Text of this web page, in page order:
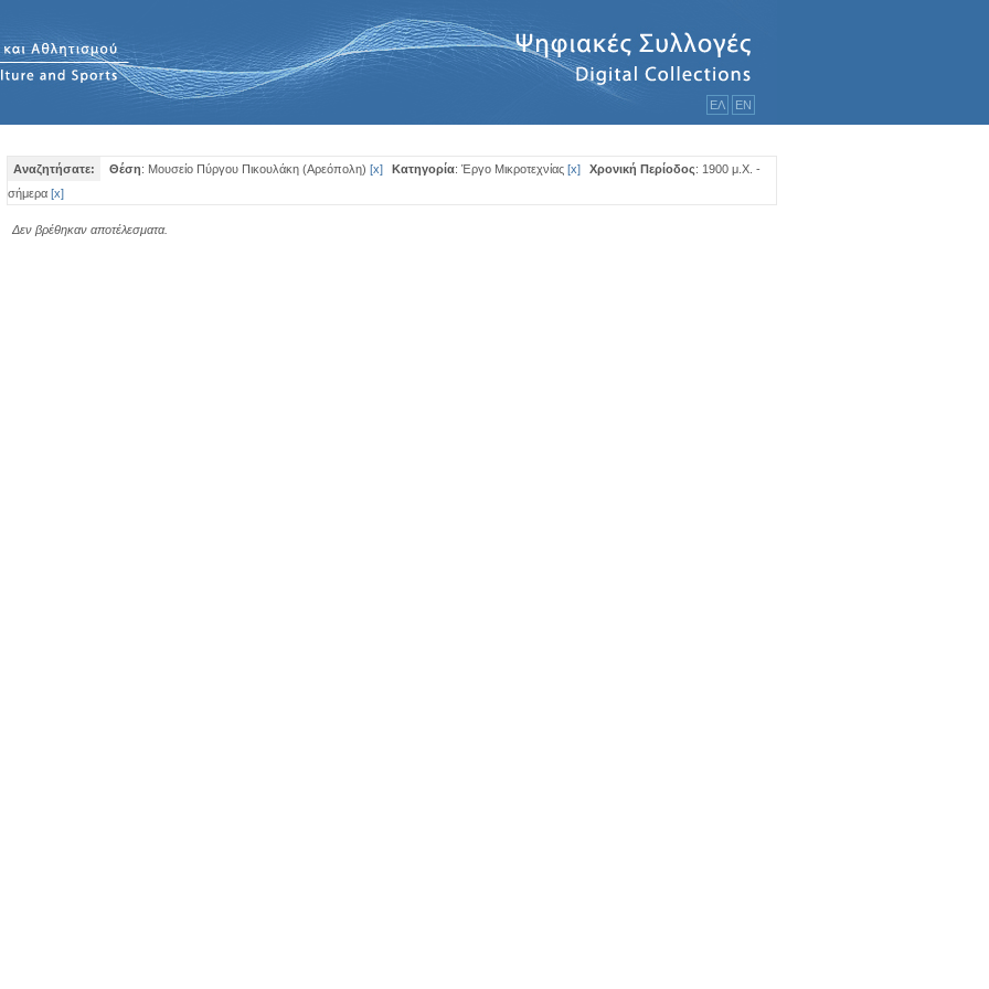
ΕΛ ΕΝ
Αναζητήσατε: Θέση: Μουσείο Πύργου Πικουλάκη (Αρεόπολη) [x] Κατηγορία: Έργο Μικροτεχνίας [x] Χρονική Περίοδος: 1900 μ.Χ. -
σήμερα [x]
Δεν βρέθηκαν αποτέλεσματα.